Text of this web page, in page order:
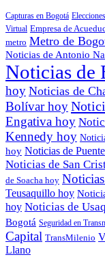
Capturas en Bogotá Elecciones
Virtual Empresa de
metro Metro de
Noticias de Antonio
Noticias de
hoy Noticias de
Bolívar hoy
Engativa hoy
Kennedy hoy
hoy Noticias de
Noticias de San
de Soacha hoy
Teusaquillo hoy
hoy Noticias de
Bogotá Seguridad en
Capital TransMilenio
Llano